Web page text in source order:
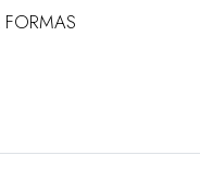
FORMAS